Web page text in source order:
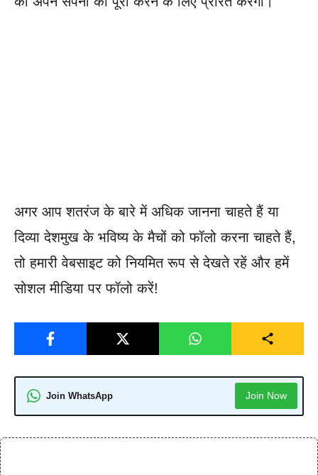
अगर आप शतरंज के बारे में अधिक जानना चाहते हैं या
दिव्या देशमुख के भविष्य के मैचों को फॉलो करना चाहते हैं,
तो हमारी वेबसाइट को नियमित रूप से देखते रहें और हमें
सोशल मीडिया पर फॉलो करें!
Join WhatsApp Join Now